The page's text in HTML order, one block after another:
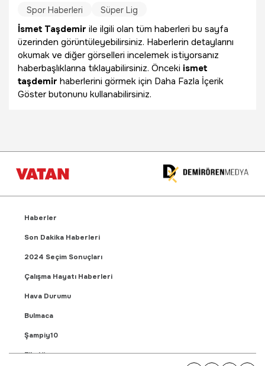
Spor Haberleri
Süper Lig
İsmet Taşdemir ile ilgili olan tüm haberleri bu sayfa
üzerinden görüntüleyebilirsiniz. Haberlerin detaylarını
okumak ve diğer görselleri incelemek istiyorsanız
haberbaşlıklarına tıklayabilirsiniz. Önceki ismet
taşdemir haberlerini görmek için Daha Fazla İçerik
Göster butonunu kullanabilirsiniz.
Haberler
Son Dakika Haberleri
2024 Seçim Sonuçları
Çalışma Hayatı Haberleri
Hava Durumu
Bulmaca
Şampiy10
Fikstür